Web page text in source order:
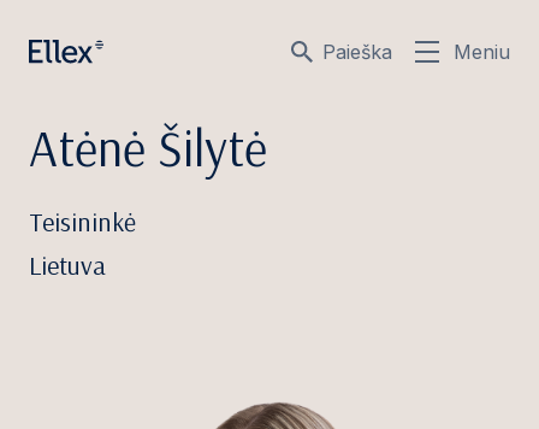
Paieška Meniu
Atėnė Šilytė
Teisininkė
Lietuva